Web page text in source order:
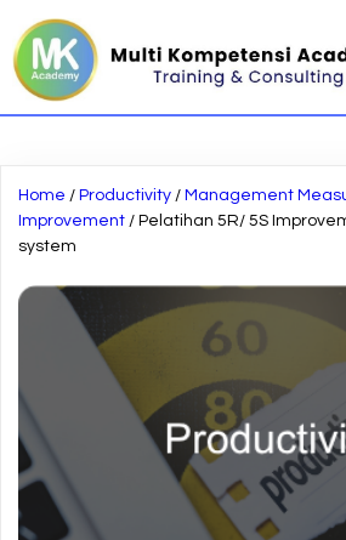
Home / Productivity / Management
Improvement / Pelatihan 5R/ 5S
system